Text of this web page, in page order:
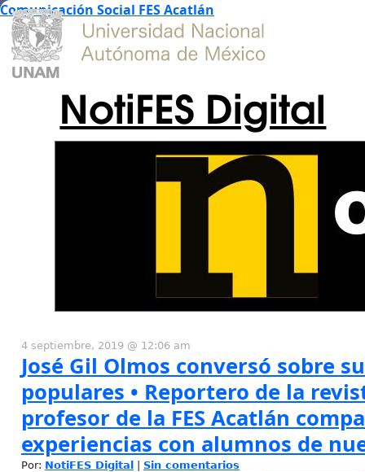
Comunicación Social FES Acatlán
NotiFES Digital
4 septiembre, 2019 @ 12:06 am
José Gil Olmos conversó sobre
populares • Reportero de la
profesor de la FES Acatlán
experiencias con alumnos de
Por: NotiFES Digital Sin comentarios